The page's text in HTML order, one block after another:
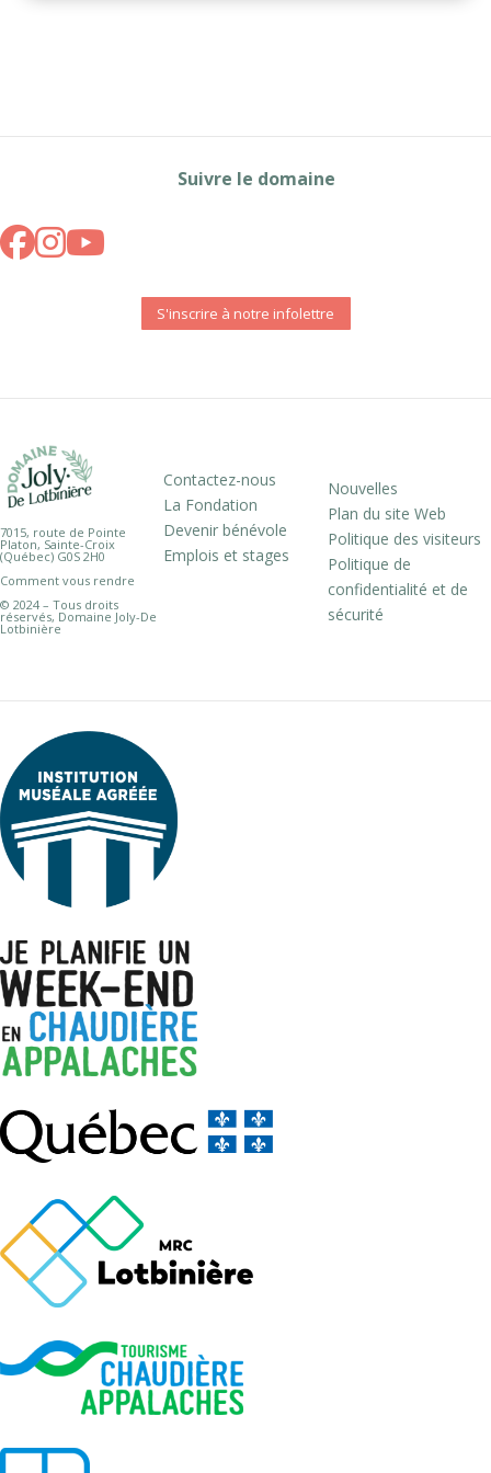
Suivre le domaine
S'inscrire à notre infolettre
7015, route de Pointe
Platon, Sainte-Croix
(Québec) G0S 2H0
Comment vous rendre
© 2024 – Tous droits
réservés, Domaine Joly-De
Lotbinière
Contactez-nous
La Fondation
Devenir bénévole
Emplois et stages
Nouvelles
Plan du site Web
Politique des visiteurs
Politique de
confidentialité et de
sécurité